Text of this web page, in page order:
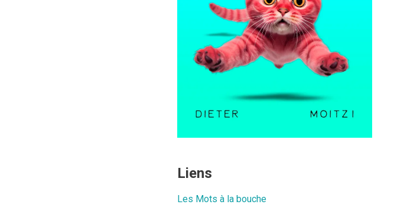
Liens
Les Mots à la bouche